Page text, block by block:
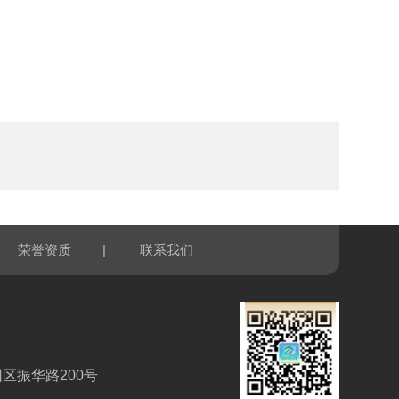
荣誉资质 | 联系我们
振华路200号